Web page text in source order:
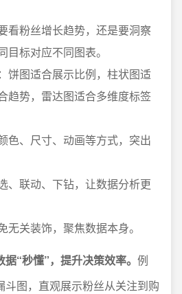
看粉丝增长趋势，还是要洞察
标对应不同图表。
饼图适合展示比例，柱状图适
趋势，雷达图适合多维度标签
色、尺寸、动画等方式，突出
、联动、下钻，让数据分析更
无关装饰，聚焦数据本身。
“秒懂”，提升决策效率。 例
图，直观展示粉丝从关注到购